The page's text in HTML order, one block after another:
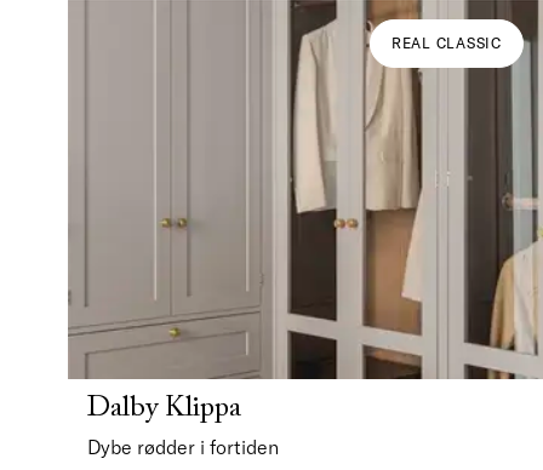
REAL CLASSIC
Dalby Klippa
Dybe rødder i fortiden